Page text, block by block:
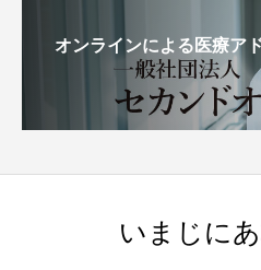
オンラインによる医療ア
いまじに